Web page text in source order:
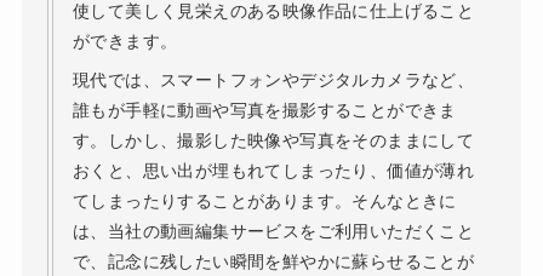
使して美しく見栄えのある映像作品に仕上げること
ができます。
現代では、スマートフォンやデジタルカメラなど、
誰もが手軽に動画や写真を撮影することができま
す。しかし、撮影した映像や写真をそのままにして
おくと、思い出が埋もれてしまったり、価値が薄れ
てしまったりすることがあります。そんなときに
は、当社の動画編集サービスをご利用いただくこと
で、記念に残したい瞬間を鮮やかに蘇らせることが